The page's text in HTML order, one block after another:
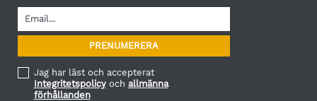
Jag har läst och accepterat
Integritetspolicyoch allmänna
förhållanden